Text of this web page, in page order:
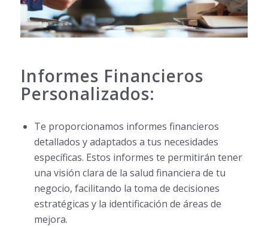
Informes Financieros
Personalizados:
Te proporcionamos informes financieros
detallados y adaptados a tus necesidades
específicas. Estos informes te permitirán tener
una visión clara de la salud financiera de tu
negocio, facilitando la toma de decisiones
estratégicas y la identificación de áreas de
mejora.